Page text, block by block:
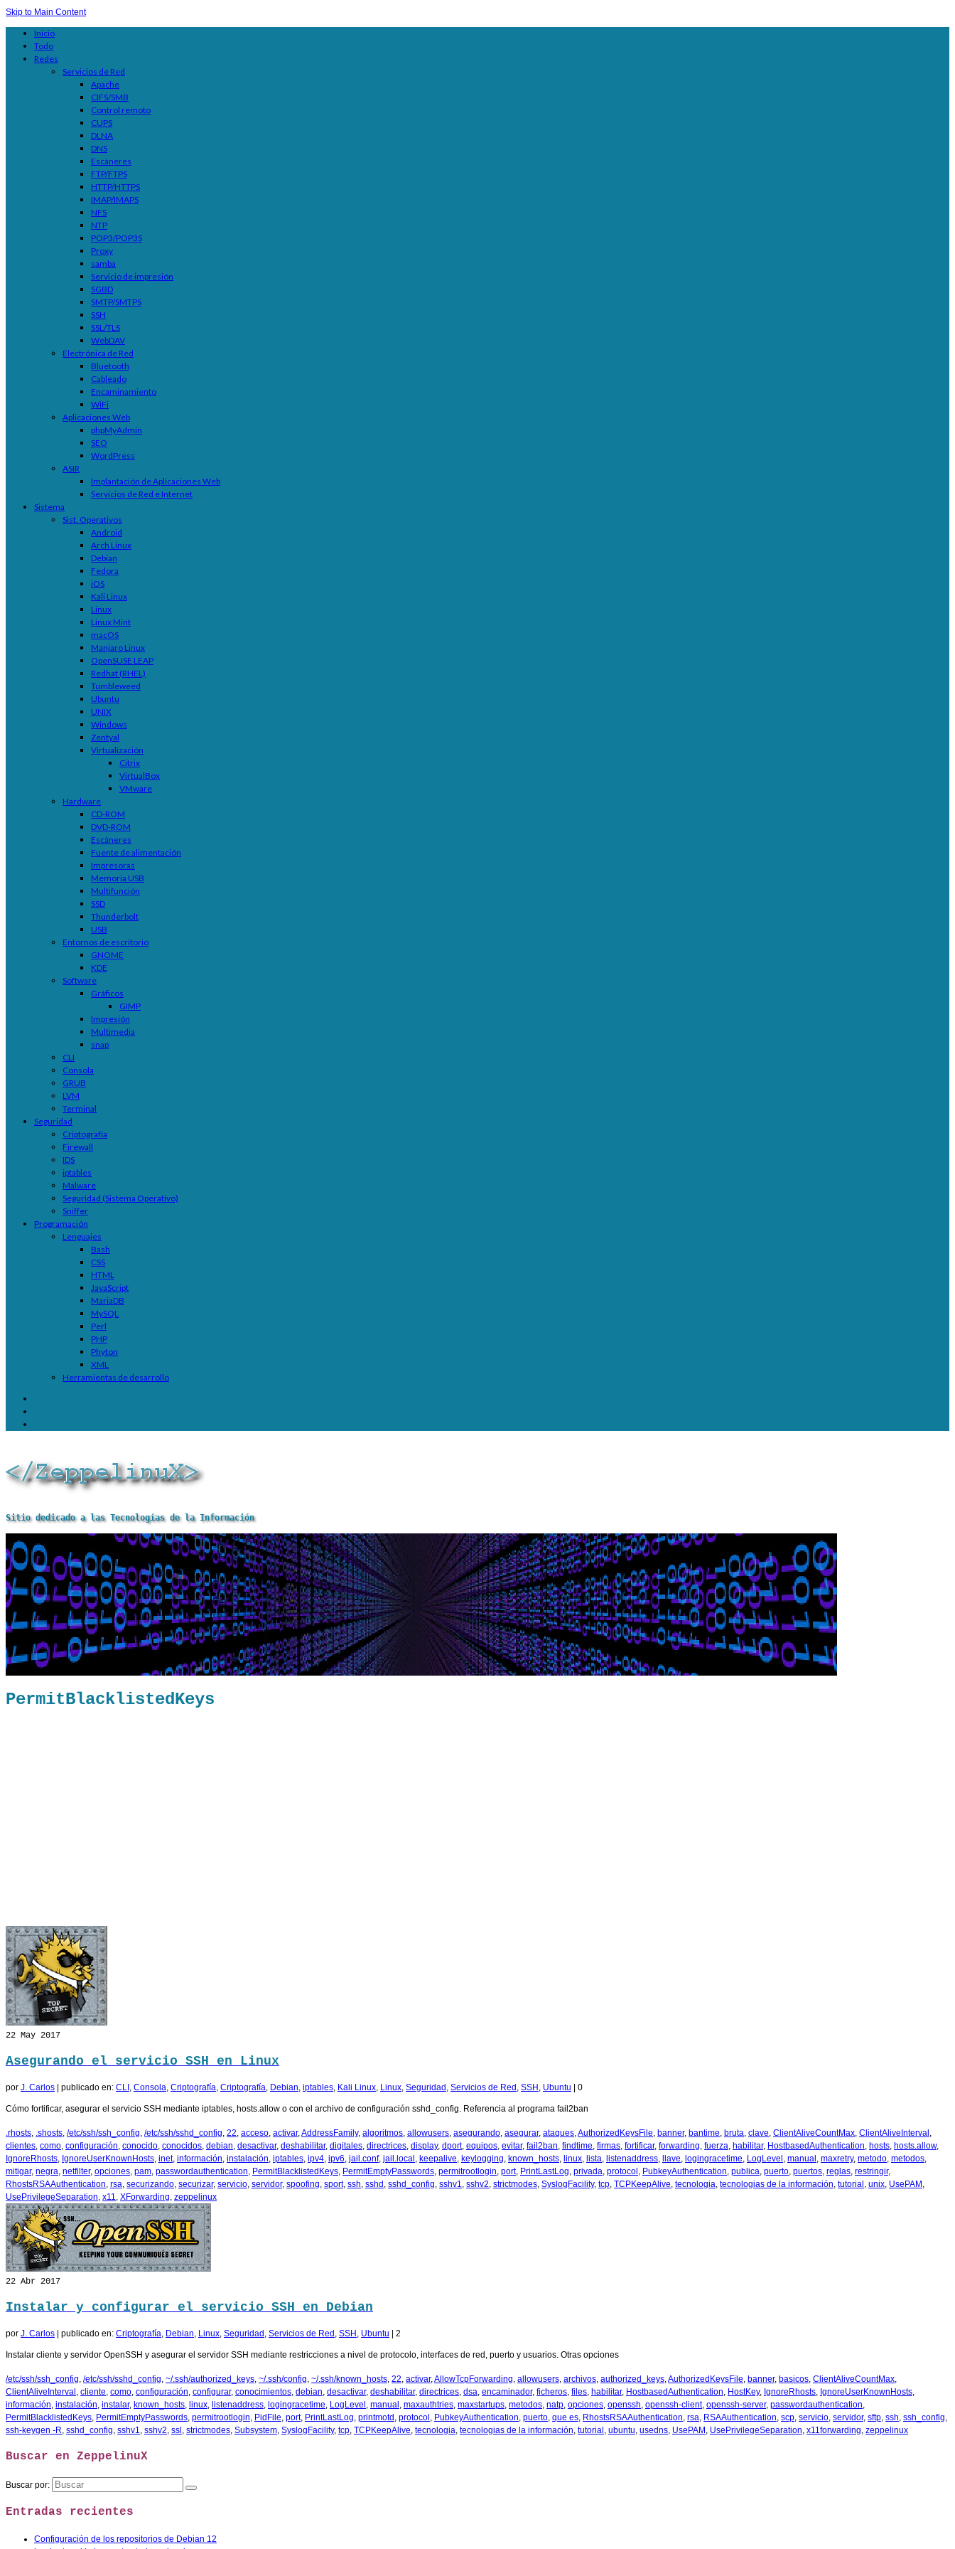
Skip to Main Content
Inicio
Todo
Redes
Servicios de Red
Apache
CIFS/SMB
Control remoto
CUPS
DLNA
DNS
Escáneres
FTP/FTPS
HTTP/HTTPS
IMAP/IMAPS
NFS
NTP
POP3/POP3S
Proxy
samba
Servicio de impresión
SGBD
SMTP/SMTPS
SSH
SSL/TLS
WebDAV
Electrónica de Red
Bluetooth
Cableado
Encaminamiento
WiFi
Aplicaciones Web
phpMyAdmin
SEO
WordPress
ASIR
Implantación de Aplicaciones Web
Servicios de Red e Internet
Sistema
Sist. Operativos
Android
Arch Linux
Debian
Fedora
iOS
Kali Linux
Linux
Linux Mint
macOS
Manjaro Linux
OpenSUSE LEAP
Redhat (RHEL)
Tumbleweed
Ubuntu
UNIX
Windows
Zentyal
Virtualización
Citrix
VirtualBox
VMware
Hardware
CD-ROM
DVD-ROM
Escáneres
Fuente de alimentación
Impresoras
Memoria USB
Multifunción
SSD
Thunderbolt
USB
Entornos de escritorio
GNOME
KDE
Software
Gráficos
GIMP
Impresión
Multimedia
snap
CLI
Consola
GRUB
LVM
Terminal
Seguridad
Criptografía
Firewall
IDS
iptables
Malware
Seguridad (Sistema Operativo)
Sniffer
Programación
Lenguajes
Bash
CSS
HTML
JavaScript
MariaDB
MySQL
Perl
PHP
Phyton
XML
Herramientas de desarrollo
Sitio dedicado a las Tecnologías de la Información
PermitBlacklistedKeys
22 May 2017
Asegurando el servicio SSH en Linux
por J. Carlos publicado en: CLI , Consola, Criptografía, Criptografía, Debian, iptables, Kali Linux, Linux, Seguridad , Servicios de Red , SSH , Ubuntu 0
Cómo fortificar, asegurar el servicio SSH mediante iptables, hosts.allow o con el archivo de configuración sshd_config. Referencia al programa fail2ban
.rhosts, .shosts, /etc/ssh/ssh_config, /etc/ssh/sshd_config, 22, acceso, activar,AddressFamily, algoritmos, allowusers, asegurando, asegurar, ataques,AuthorizedKeysFile, banner, bantime, bruta, clave, ClientAliveCountMax, ClientAliveInterval ,
clientes, como, configuración, conocido, conocidos, debian, desactivar, deshabilitar, digitales, directrices, display, dport, equipos, evitar, fail2ban, findtime, firmas, fortificar, forwarding, fuerza, habilitar, HostbasedAuthentication, hosts, hosts.allow,
IgnoreRhosts, IgnoreUserKnownHosts, inet, información, instalación, iptables, ipv4, ipv6, jail.conf, jail.local , keepalive, keylogging, known_hosts, linux, lista, listenaddress, llave, logingracetime, LogLevel , manual , maxretry, metodo, metodos,
mitigar, negra, netfilter, opciones, pam, passwordauthentication, PermitBlacklistedKeys, PermitEmptyPasswords, permitrootlogin, port, PrintLastLog, privada, protocol , PubkeyAuthentication, publica, puerto, puertos, reglas, restringir,
RhostsRSAAuthentication, rsa, securizando, securizar, servicio, servidor, spoofing, sport, ssh, sshd , sshd_config, sshv1, sshv2, strictmodes, SyslogFacility, tcp, TCPKeepAlive, tecnologia, tecnologias de la información, tutorial , unix, UsePAM ,
UsePrivilegeSeparation, x11, XForwarding, zeppelinux
22 Abr 2017
Instalar y configurar el servicio SSH en Debian
por J. Carlos publicado en: Criptografía, Debian, Linux, Seguridad , Servicios de Red , SSH , Ubuntu 2
Instalar cliente y servidor OpenSSH y asegurar el servidor SSH mediante restricciones a nivel de protocolo, interfaces de red, puerto y usuarios. Otras opciones
/etc/ssh/ssh_config, /etc/ssh/sshd_config, ~/.ssh/authorized_keys, ~/.ssh/config, ~/.ssh/known_hosts, 22, activar,AllowTcpForwarding, allowusers, archivos, authorized_keys,AuthorizedKeysFile, banner, basicos, ClientAliveCountMax,
ClientAliveInterval , cliente, como, configuración, configurar, conocimientos, debian, desactivar, deshabilitar, directrices, dsa, encaminador, ficheros, files, habilitar, HostbasedAuthentication, HostKey, IgnoreRhosts, IgnoreUserKnownHosts,
información, instalación, instalar, known_hosts, linux, listenaddress, logingracetime, LogLevel , manual , maxauthtries, maxstartups, metodos, natp, opciones, openssh, openssh-client, openssh-server, passwordauthentication,
PermitBlacklistedKeys, PermitEmptyPasswords, permitrootlogin, PidFile, port, PrintLastLog, printmotd , protocol , PubkeyAuthentication, puerto, que es, RhostsRSAAuthentication, rsa, RSAAuthentication, scp, servicio, servidor, sftp, ssh, ssh_config,
ssh-keygen -R, sshd_config, sshv1, sshv2, ssl , strictmodes, Subsystem, SyslogFacility, tcp, TCPKeepAlive, tecnologia, tecnologias de la información, tutorial , ubuntu, usedns, UsePAM , UsePrivilegeSeparation, x11forwarding, zeppelinux
Buscar en ZeppelinuX
Buscar por:
Entradas recientes
Configuración de los repositorios de Debian 12